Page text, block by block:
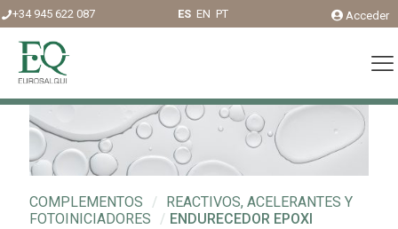
+34 945 622 087 ES EN PT Acceder
COMPLEMENTOS / REACTIVOS, ACELERANTES Y
FOTOINICIADORES
/ ENDURECEDOR EPOXI